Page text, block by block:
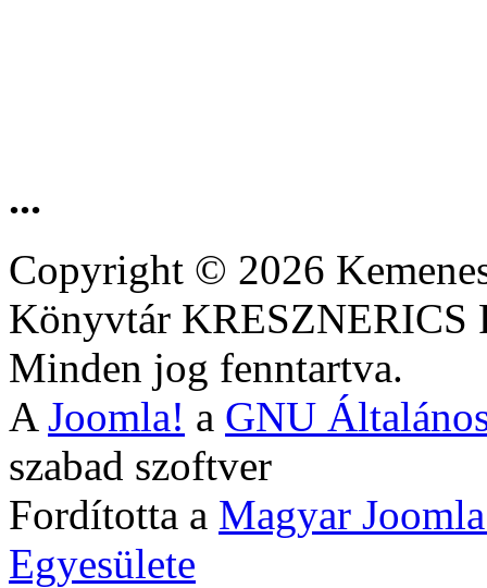
...
Copyright © 2026
Könyvtár
Minden jog fenntartva.
A Joomla! a GNU
szabad szoftver
Fordította a Magyar
Egyesülete